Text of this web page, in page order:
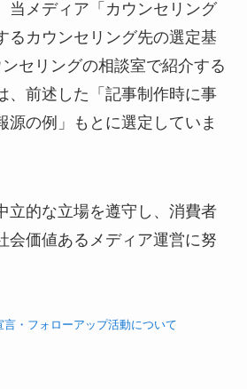
当メディア「カウンセリング
るカウンセリング先の選定基
セリングの相談室で紹介する
、前述した「記事制作時に事
源の例」もとに選定していま
立的な立場を遵守し、消費者
会価値あるメディア運営に努
言・フォローアップ活動について